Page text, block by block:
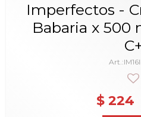
Imperfectos -
Babaria x 500
$ 224